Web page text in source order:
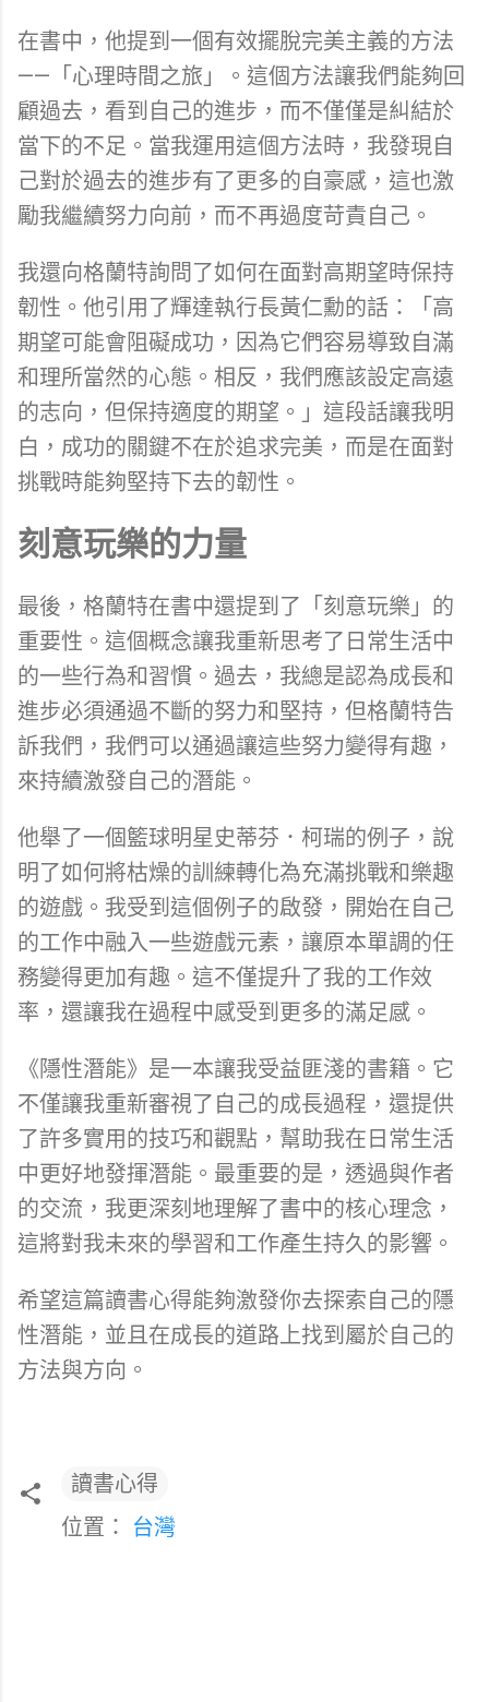
在書中，他提到一個有效擺脫完美主義的方法
——「心理時間之旅」。這個方法讓我們能夠回
顧過去，看到自己的進步，而不僅僅是糾結於
當下的不足。當我運用這個方法時，我發現自
己對於過去的進步有了更多的自豪感，這也激
勵我繼續努力向前，而不再過度苛責自己。
我還向格蘭特詢問了如何在面對高期望時保持
韌性。他引用了輝達執行長黃仁勳的話：「高
期望可能會阻礙成功，因為它們容易導致自滿
和理所當然的心態。相反，我們應該設定高遠
的志向，但保持適度的期望。」這段話讓我明
白，成功的關鍵不在於追求完美，而是在面對
挑戰時能夠堅持下去的韌性。
刻意玩樂的力量
最後，格蘭特在書中還提到了「刻意玩樂」的
重要性。這個概念讓我重新思考了日常生活中
的一些行為和習慣。過去，我總是認為成長和
進步必須通過不斷的努力和堅持，但格蘭特告
訴我們，我們可以通過讓這些努力變得有趣，
來持續激發自己的潛能。
他舉了一個籃球明星史蒂芬．柯瑞的例子，說
明了如何將枯燥的訓練轉化為充滿挑戰和樂趣
的遊戲。我受到這個例子的啟發，開始在自己
的工作中融入一些遊戲元素，讓原本單調的任
務變得更加有趣。這不僅提升了我的工作效
率，還讓我在過程中感受到更多的滿足感。
《隱性潛能》是一本讓我受益匪淺的書籍。它
不僅讓我重新審視了自己的成長過程，還提供
了許多實用的技巧和觀點，幫助我在日常生活
中更好地發揮潛能。最重要的是，透過與作者
的交流，我更深刻地理解了書中的核心理念，
這將對我未來的學習和工作產生持久的影響。
希望這篇讀書心得能夠激發你去探索自己的隱
性潛能，並且在成長的道路上找到屬於自己的
方法與方向。
讀書心得
位置： 台灣